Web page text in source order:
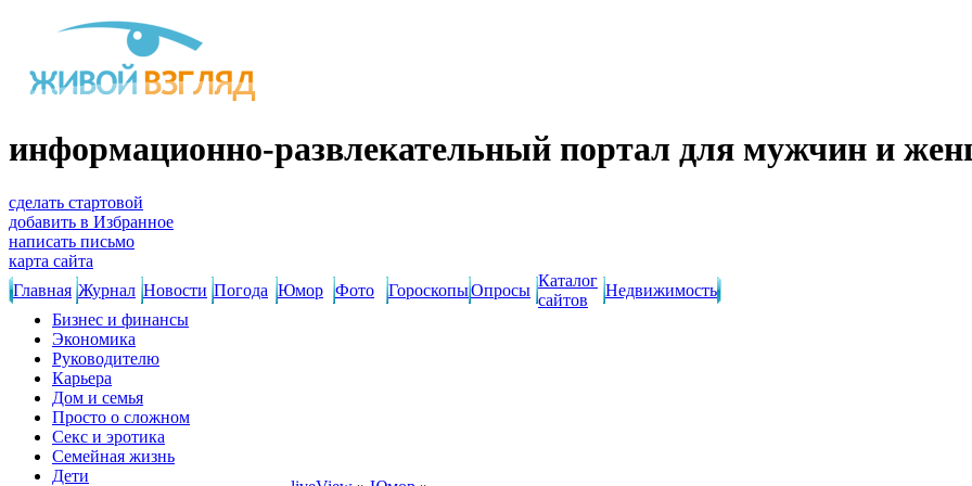
информационно-развлекательный портал для мужчин и
сделать стартовой
добавить в Избранное
написать письмо
карта сайта
Главная Журнал Новости Погода Юмор Фото ГороскопыОпросы
Каталог
сайтов
Недвижимость
Бизнес и финансы
Экономика
Руководителю
Карьера
Дом и семья
Просто о сложном
Секс и эротика
Семейная жизнь
Дети